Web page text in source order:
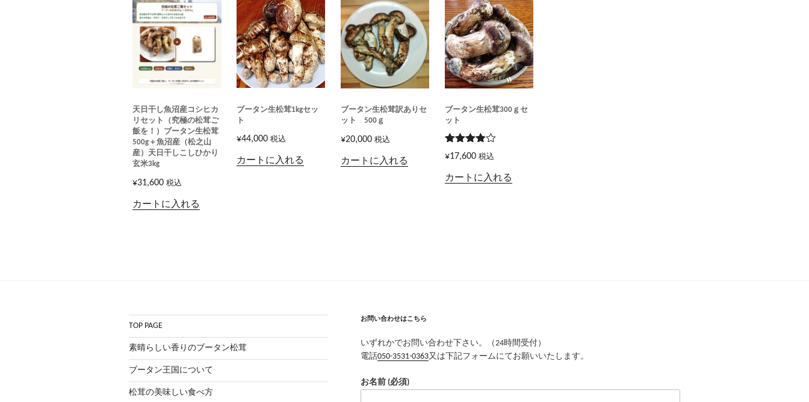
天日干し魚沼産コシヒカ
リセット（究極の松茸ご
飯を！）ブータン生松茸
500g＋魚沼産（松之山
産）天日干しこしひかり
玄米3kg
¥31,600 税込
カートに入れる
ブータン生松茸1kgセッ
ト
¥44,000 税込
カートに入れる
ブータン生松茸訳ありセ
ット 500ｇ
¥20,000 税込
カートに入れる
ブータン生松茸300ｇセ
ット
5段階で
3.83の
¥17,600 税込
カートに入れる
TOP PAGE
素晴らしい香りのブータン松茸
ブータン王国について
松茸の美味しい食べ方
お問い合わせはこちら
いずれかでお問い合わせ下さい。（24時間受付）
電話050-3531-0363又は下記フォームにてお願いいたします。
お名前 (必須)